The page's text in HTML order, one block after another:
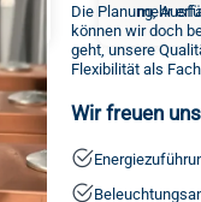
mehr
Die Planung,
können wir doch
geht, unsere
Flexibilität als
Wir freuen